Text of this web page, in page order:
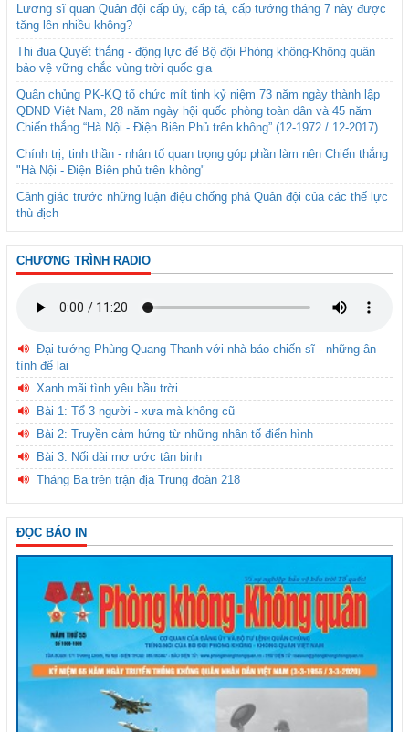
Lương sĩ quan Quân đội cấp úy, cấp tá, cấp tướng tháng 7 này được
tăng lên nhiều không?
Thi đua Quyết thắng - động lực để Bộ đội Phòng không-Không quân
bảo vệ vững chắc vùng trời quốc gia
Quân chủng PK-KQ tổ chức mít tinh kỷ niệm 73 năm ngày thành lập
QĐND Việt Nam, 28 năm ngày hội quốc phòng toàn dân và 45 năm
Chiến thắng “Hà Nội - Điện Biên Phủ trên không” (12-1972 / 12-2017)
Chính trị, tinh thần - nhân tố quan trọng góp phần làm nên Chiến thắng
"Hà Nội - Điện Biên phủ trên không"
Cảnh giác trước những luận điệu chống phá Quân đội của các thế lực
thù địch
CHƯƠNG TRÌNH RADIO
Đại tướng Phùng Quang Thanh với nhà báo chiến sĩ - những ân
tình để lại
Xanh mãi tình yêu bầu trời
Bài 1: Tổ 3 người - xưa mà không cũ
Bài 2: Truyền cảm hứng từ những nhân tố điển hình
Bài 3: Nối dài mơ ước tân binh
Tháng Ba trên trận địa Trung đoàn 218
ĐỌC BÁO IN